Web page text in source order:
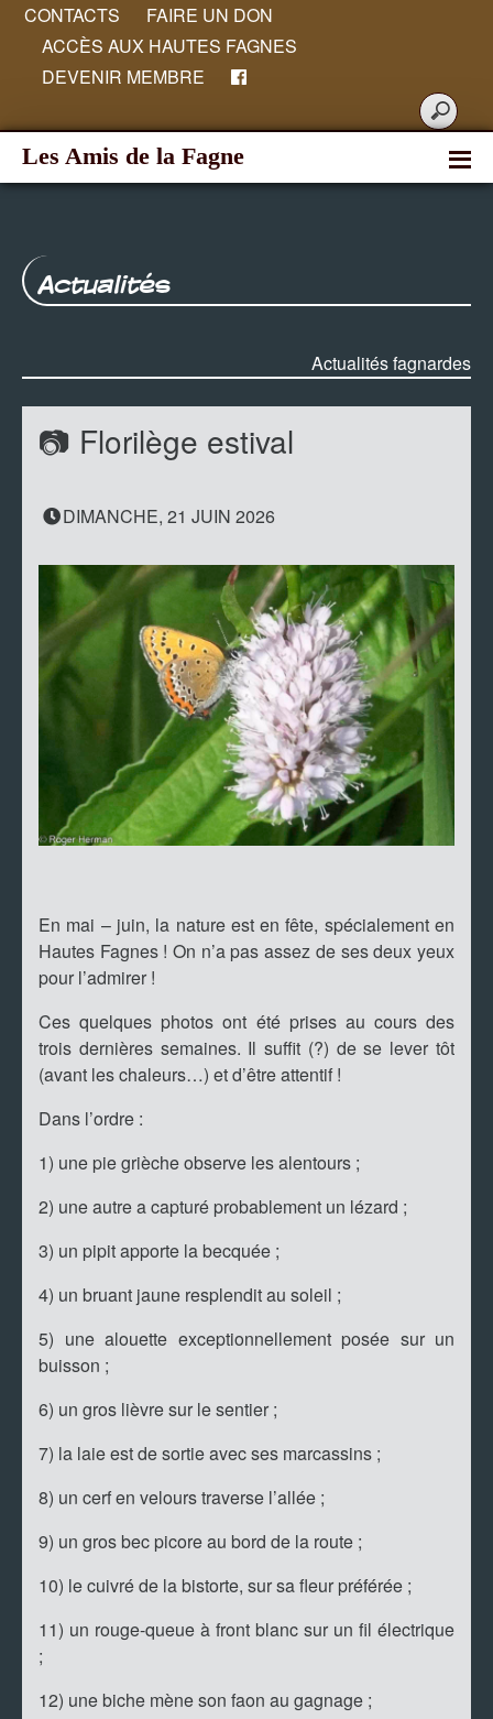
CONTACTS
FAIRE UN DON
ACCÈS AUX HAUTES FAGNES
DEVENIR MEMBRE
Les Amis de la Fagne
Actualités
Actualités fagnardes
📷 Florilège estival
DIMANCHE, 21 JUIN 2026
En mai – juin, la nature est en fête, spécialement en
Hautes Fagnes ! On n’a pas assez de ses deux yeux
pour l’admirer !
Ces quelques photos ont été prises au cours des
trois dernières semaines. Il suffit (?) de se lever tôt
(avant les chaleurs…) et d’être attentif !
Dans l’ordre :
1) une pie grièche observe les alentours ;
2) une autre a capturé probablement un lézard ;
3) un pipit apporte la becquée ;
4) un bruant jaune resplendit au soleil ;
5) une alouette exceptionnellement posée sur un
buisson ;
6) un gros lièvre sur le sentier ;
7) la laie est de sortie avec ses marcassins ;
8) un cerf en velours traverse l’allée ;
9) un gros bec picore au bord de la route ;
10) le cuivré de la bistorte, sur sa fleur préférée ;
11) un rouge-queue à front blanc sur un fil électrique
;
12) une biche mène son faon au gagnage ;